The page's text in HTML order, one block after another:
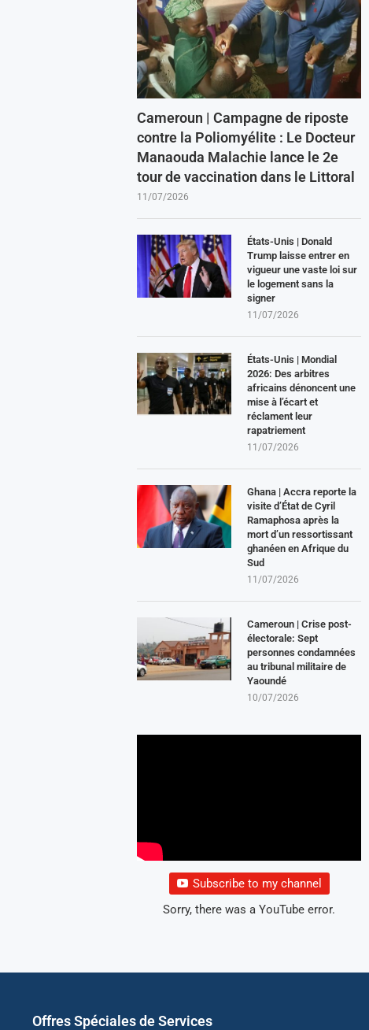
Cameroun | Campagne de riposte
contre la Poliomyélite : Le Docteur
Manaouda Malachie lance le 2e
tour de vaccination dans le Littoral
11/07/2026
États-Unis | Donald
Trump laisse entrer en
vigueur une vaste loi sur
le logement sans la
signer
11/07/2026
États-Unis | Mondial
2026: Des arbitres
africains dénoncent une
mise à l’écart et
réclament leur
rapatriement
11/07/2026
Ghana | Accra reporte la
visite d’État de Cyril
Ramaphosa après la
mort d’un ressortissant
ghanéen en Afrique du
Sud
11/07/2026
Cameroun | Crise post-
électorale: Sept
personnes condamnées
au tribunal militaire de
Yaoundé
10/07/2026
Subscribe to my channel
Sorry, there was a YouTube error.
Offres Spéciales de Services